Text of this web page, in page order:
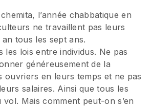
l’année chabbatique en
ne travaillent pas leurs
tous les sept ans.
les lois entre individus. Ne pas
généreusement de la
ouvriers en leurs temps et ne pas
salaires. Ainsi que tous les
Mais comment peut-on s’en